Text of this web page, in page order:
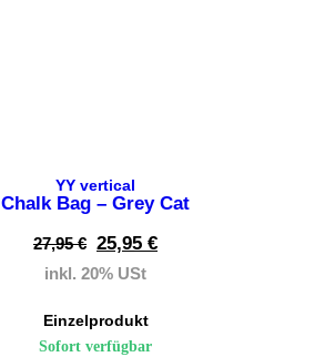
YY vertical
Chalk Bag – Grey Cat
27,95€ 25,95 €
inkl. 20% USt
Einzelprodukt
Sofort verfügbar